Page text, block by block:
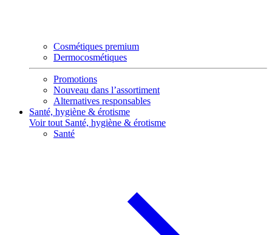
Cosmétiques premium
Dermocosmétiques
Promotions
Nouveau dans l’assortiment
Alternatives responsables
Santé, hygiène & érotisme
Voir tout Santé, hygiène & érotisme
Santé